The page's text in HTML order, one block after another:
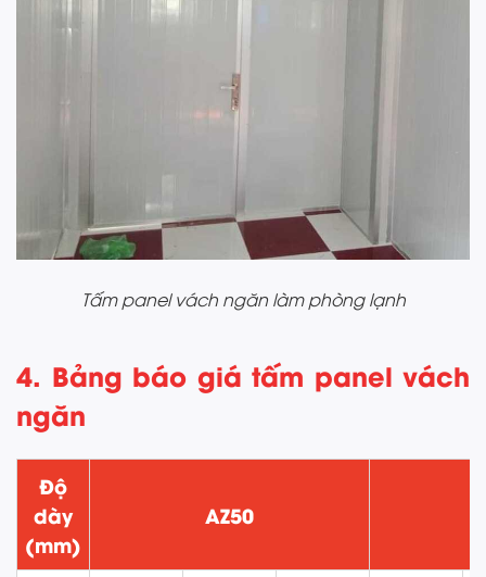
Tấm panel vách ngăn làm phòng lạnh
4. Bảng báo giá tấm panel vách
ngăn
Độ
dày
(mm)
AZ50